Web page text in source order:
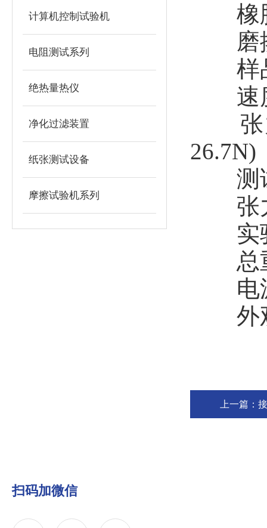
计算机控制试验机
电阻测试系列
绝热量热仪
净化过滤装置
纸张测试设备
摩擦试验机系列
橡胶
磨擦
样品
速度
张力
26.7N)
测试
张力
实验
总重
电源
外观
上一篇：
扫码加微信